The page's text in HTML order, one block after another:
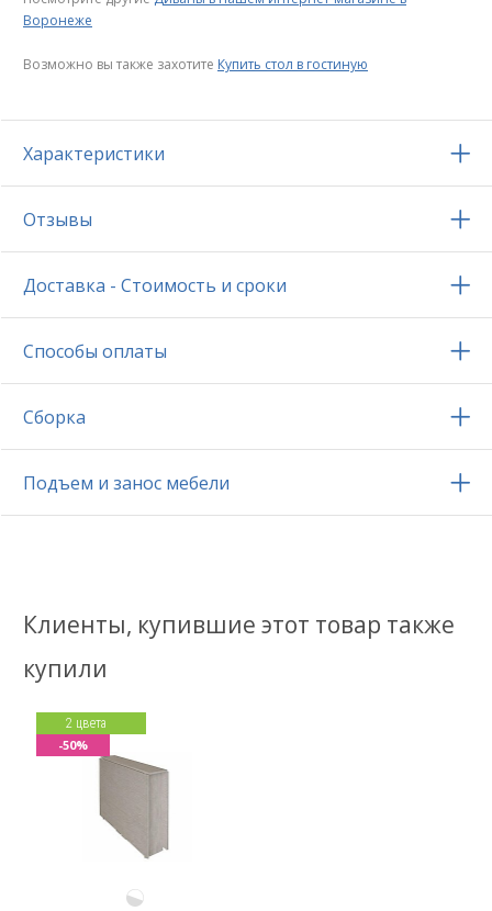
Воронеже
Возможно вы также захотите Купить стол в гостиную
Характеристики
Отзывы
Доставка - Стоимость и сроки
Способы оплаты
Сборка
Подъем и занос мебели
Клиенты, купившие этот товар также
купили
2 цвета
-50%